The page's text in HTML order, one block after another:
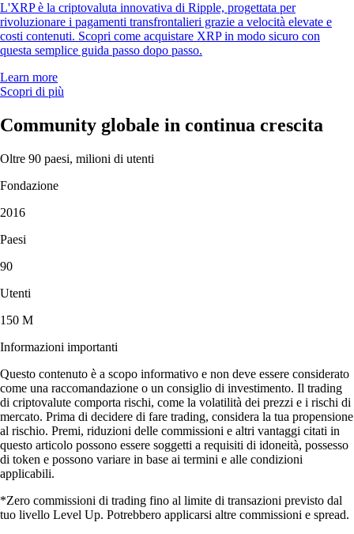
L'XRP è la criptovaluta innovativa di Ripple, progettata per
rivoluzionare i pagamenti transfrontalieri grazie a velocità elevate e
costi contenuti. Scopri come acquistare XRP in modo sicuro con
questa semplice guida passo dopo passo.
Learn more
Scopri di più
Community globale in continua crescita
Oltre 90 paesi, milioni di utenti
Fondazione
2016
Paesi
90
Utenti
150 M
Informazioni importanti
Questo contenuto è a scopo informativo e non deve essere considerato
come una raccomandazione o un consiglio di investimento. Il trading
di criptovalute comporta rischi, come la volatilità dei prezzi e i rischi di
mercato. Prima di decidere di fare trading, considera la tua propensione
al rischio. Premi, riduzioni delle commissioni e altri vantaggi citati in
questo articolo possono essere soggetti a requisiti di idoneità, possesso
di token e possono variare in base ai termini e alle condizioni
applicabili.
*Zero commissioni di trading fino al limite di transazioni previsto dal
tuo livello Level Up. Potrebbero applicarsi altre commissioni e spread.